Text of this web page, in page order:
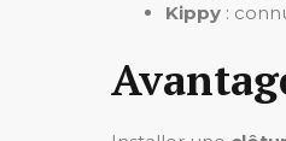
Kippy :